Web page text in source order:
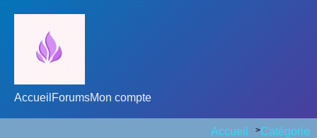
Accueil ForumsMon compte
Accueil >Catégorie